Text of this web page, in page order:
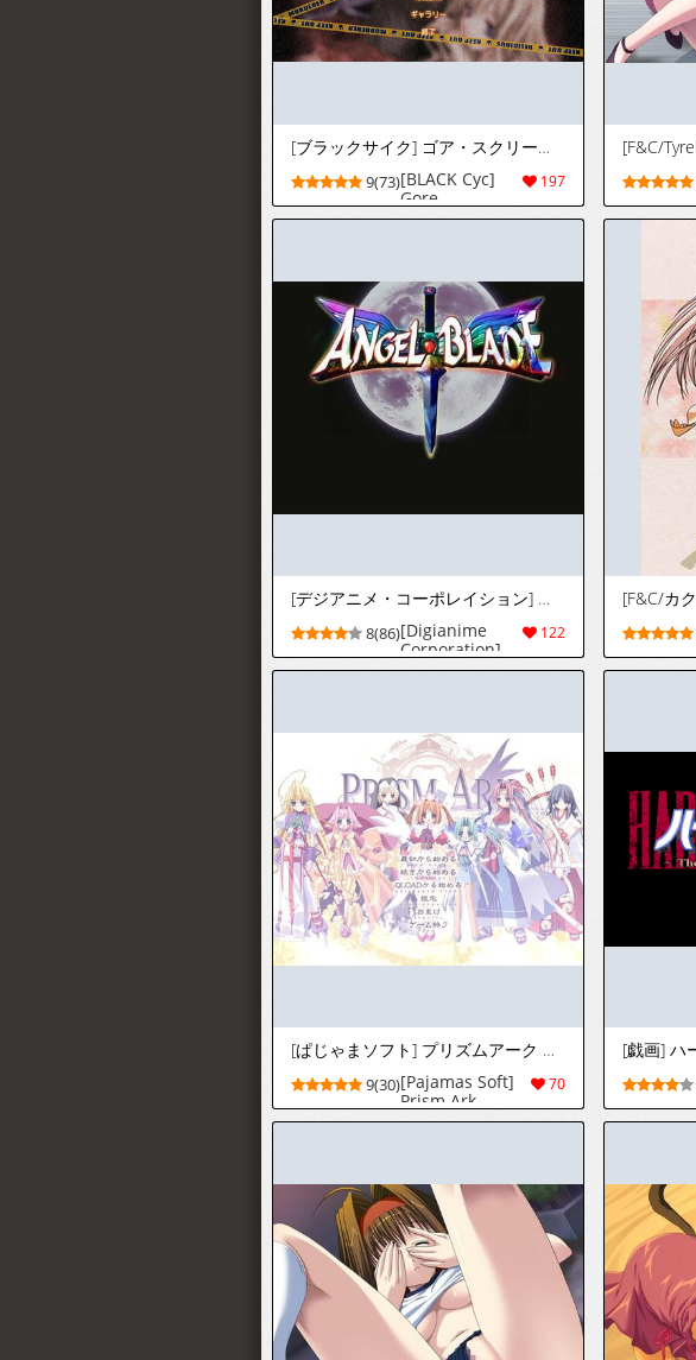
[ブラックサイク] ゴア・スクリーミング・ショウ
197
9(73)[BLACK Cyc]
Gore
Screaming
[デジアニメ・コーポレイション] エンジェルブレイド
122
8(86)[Digianime
Corporation]
Angel Blade
[ぱじゃまソフト] プリズムアーク 七色の想いを紡ぐ風 - PRISM HEART II -
70
9(30)[Pajamas Soft]
Prism Ark -
Nanairo no
-